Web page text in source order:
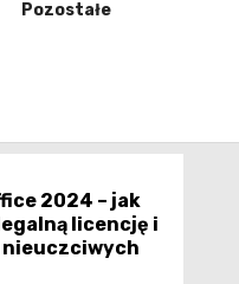
Pozostałe
2024 – jak
licencję i
nieuczciwych